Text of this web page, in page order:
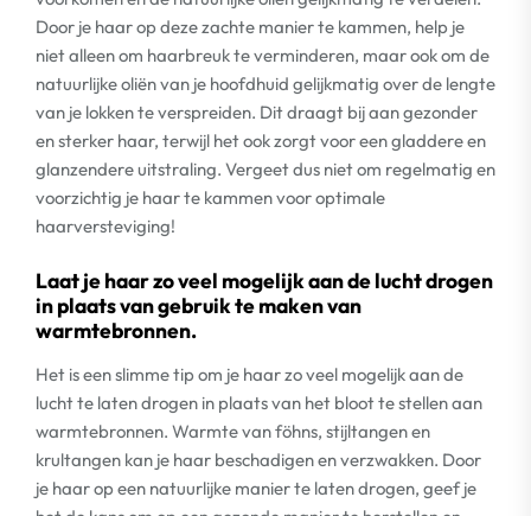
Door je haar op deze zachte manier te kammen, help je
niet alleen om haarbreuk te verminderen, maar ook om de
natuurlijke oliën van je hoofdhuid gelijkmatig over de lengte
van je lokken te verspreiden. Dit draagt bij aan gezonder
en sterker haar, terwijl het ook zorgt voor een gladdere en
glanzendere uitstraling. Vergeet dus niet om regelmatig en
voorzichtig je haar te kammen voor optimale
haarversteviging!
Laat je haar zo veel mogelijk aan de lucht drogen
in plaats van gebruik te maken van
warmtebronnen.
Het is een slimme tip om je haar zo veel mogelijk aan de
lucht te laten drogen in plaats van het bloot te stellen aan
warmtebronnen. Warmte van föhns, stijltangen en
krultangen kan je haar beschadigen en verzwakken. Door
je haar op een natuurlijke manier te laten drogen, geef je